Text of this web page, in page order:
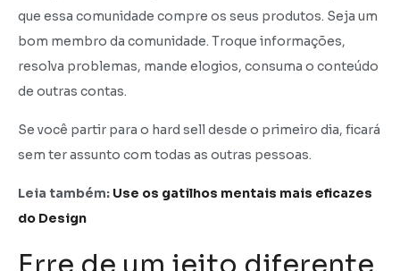
que essa comunidade compre os seus produtos. Seja um
bom membro da comunidade. Troque informações,
resolva problemas, mande elogios, consuma o conteúdo
de outras contas.
Se você partir para o hard sell desde o primeiro dia, ficará
sem ter assunto com todas as outras pessoas.
Leia também: Use os gatilhos mentais mais eficazes
do Design